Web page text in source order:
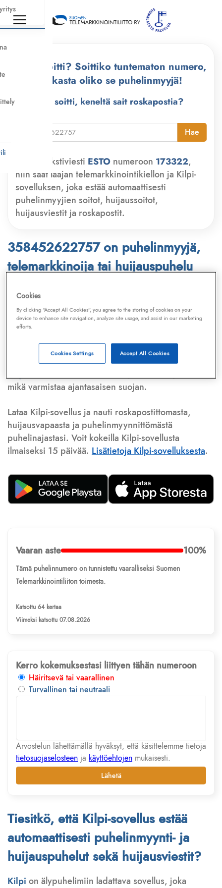
Kuka soitti? Soittiko tuntematon numero,
tarkasta oliko se puhelinmyyjä!
Kuka soitti, keneltä sait roskapostia?
Hae
Lähetä tekstiviesti ESTO numeroon 173322,
niin saat laajan telemarkkinointikiellon ja Kilpi-
sovelluksen, joka estää automaattisesti
puhelinmyyjien soitot, huijaussoitot,
huijausviestit ja roskapostit.
358452622757 on puhelinmyyjä,
telemarkkinoija tai huijauspuhelu
Puhelinnumero
Telemarkkinointiliiton jaKilpi-sovelluksen
tietokannasta, joka kattaa satoja tuhansia
Lisäksi tunnistamme automaattisesti, jos kyseessä on
puhelinhuijarin numero, sähköpostiosoitetai
huijausviesti. Tietokantaamme päivitetään jatkuvasti,
mikä varmistaa ajantasaisen suojan.
Lataa Kilpi-sovellus ja nauti roskapostittomasta,
huijausvapaasta ja puhelinmyynnittömästä
puhelinajastasi. Voit kokeilla Kilpi-sovellusta
ilmaiseksi 15 päivää. Lisätietoja Kilpi-sovelluksesta.
Vaaran aste 100%
Tämä puhelinnumero on tunnistettu vaaralliseksi Suomen
Telemarkkinointiliiton toimesta.
Katsottu 64 kertaa
Viimeksi katsottu 07.08.2026
Kerro kokemuksestasi liittyen tähän numeroon
Häiritsevä tai vaarallinen
Turvallinen tai neutraali
Arvostelun lähettämällä hyväksyt, että käsittelemme tietoja
tietosuojaselosteen ja käyttöehtojen mukaisesti.
Lähetä
Tiesitkö, että Kilpi-sovellus estää
automaattisesti puhelinmyynti- ja
huijauspuhelut sekä huijausviestit?
Kilpi on älypuhelimiin ladattava sovellus, joka
Cookies
By clicking “Accept All Cookies”, you agree to the storing of cookies on your
device to enhance site navigation, analyze site usage, and assist in our marketing
efforts.
Accept All Cookies
Cookies Settings